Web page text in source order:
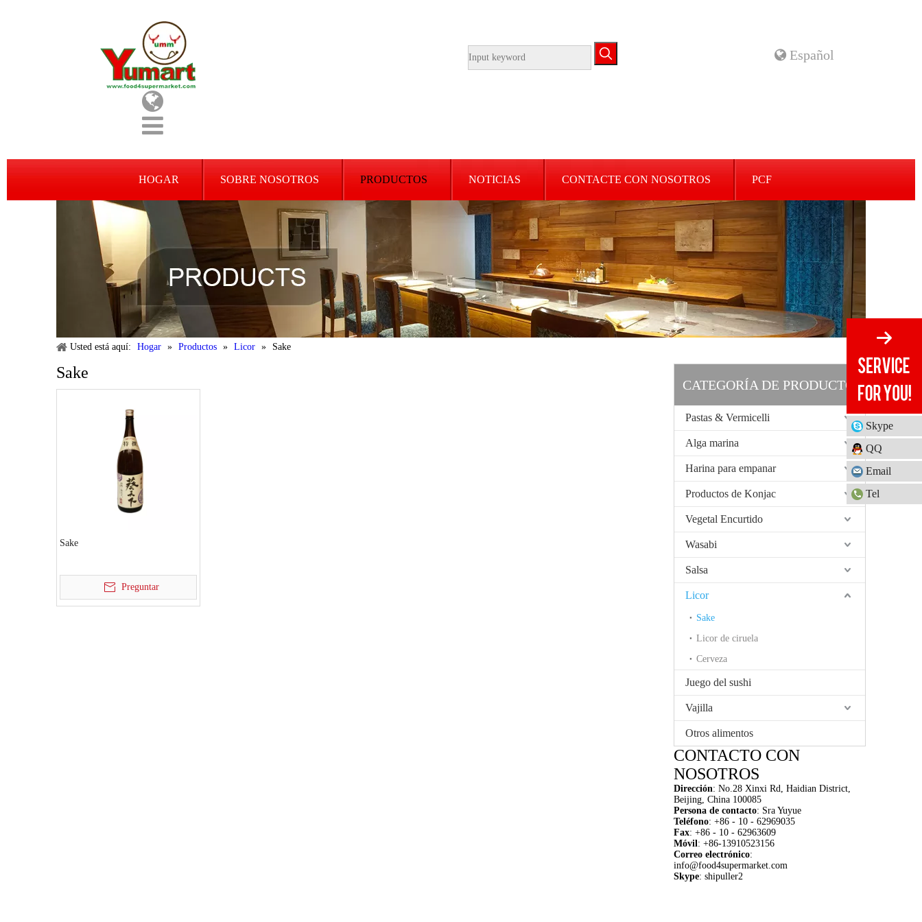
Español
HOGAR SOBRE NOSOTROS PRODUCTOS NOTICIAS CONTACTE CON NOSOTROS PCF
Usted está aquí: Hogar » Productos » Licor » Sake
Sake
Sake
Preguntar
CATEGORÍA DE PRODUCTO
Pastas & Vermicelli
Alga marina
Harina para empanar
Productos de Konjac
Vegetal Encurtido
Wasabi
Salsa
Licor
Sake
Licor de ciruela
Cerveza
Juego del sushi
Vajilla
Otros alimentos
CONTACTO CON
NOSOTROS
Dirección: No.28 Xinxi Rd, Haidian District,
Beijing, China 100085
Persona de contacto: Sra Yuyue
Teléfono: +86 - 10 - 62969035
Fax: +86 - 10 - 62963609
Móvil: +86-13910523156
Correo electrónico:
info@food4supermarket.com
Skype: shipuller2
Skype
QQ
Email
Tel